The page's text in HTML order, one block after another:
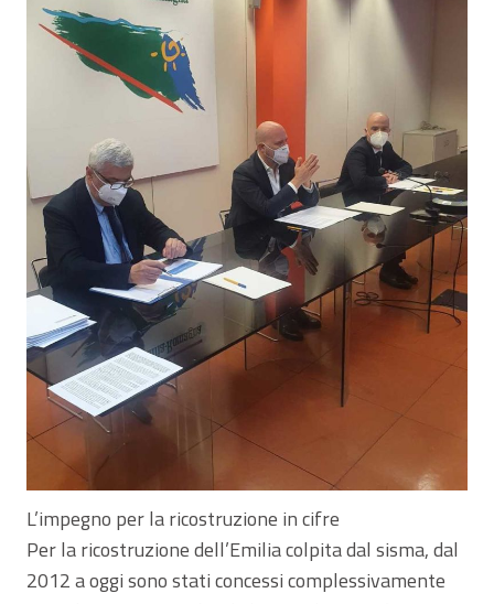
L’impegno per la ricostruzione in cifre
Per la ricostruzione dell’Emilia colpita dal sisma, dal
2012 a oggi sono stati concessi complessivamente